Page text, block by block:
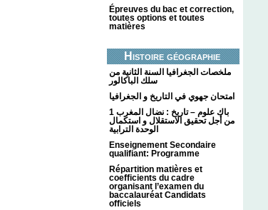
Épreuves du bac et correction,
toutes options et toutes
matières
Histoire géographie
ملخصات الجغرافيا السنة الثانية من
سلك الباكالور
امتحان جهوي في التاريخ و الجغرافيا
1 باك علوم – تاريخ : نضال المغرب
من أجل تحقيق الاستقلال و استكمال
الوحدة الترابية
Enseignement Secondaire
qualifiant: Programme
Répartition matières et
coefficients du cadre
organisant l’examen du
baccalauréat Candidats
officiels